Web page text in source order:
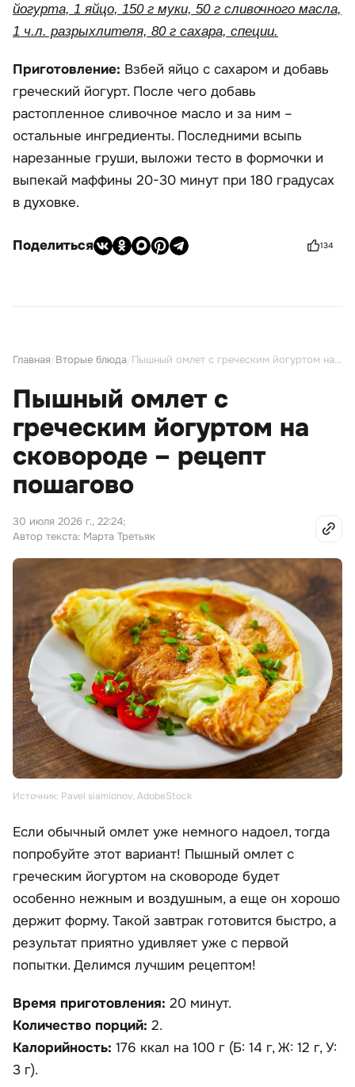
йогурта, 1 яйцо, 150 г муки, 50 г сливочного масла,
1 ч.л. разрыхлителя, 80 г сахара, специи.
Приготовление: Взбей яйцо с сахаром и добавь
греческий йогурт. После чего добавь
растопленное сливочное масло и за ним –
остальные ингредиенты. Последними всыпь
нарезанные груши, выложи тесто в формочки и
выпекай маффины 20-30 минут при 180 градусах
в духовке.
Поделиться 134
Главная Вторые блюда Пышный омлет с греческим йогуртом на сковороде – рецепт пошагово
Пышный омлет с
греческим йогуртом на
сковороде – рецепт
пошагово
30 июля 2026 г., 22:24;
Автор текста: Марта Третьяк
Источник: Pavel siamionov, AdobeStock
Если обычный омлет уже немного надоел, тогда
попробуйте этот вариант! Пышный омлет с
греческим йогуртом на сковороде будет
особенно нежным и воздушным, а еще он хорошо
держит форму. Такой завтрак готовится быстро, а
результат приятно удивляет уже с первой
попытки. Делимся лучшим рецептом!
Время приготовления: 20 минут.
Количество порций: 2.
Калорийность: 176 ккал на 100 г (Б: 14 г, Ж: 12 г, У:
3 г).